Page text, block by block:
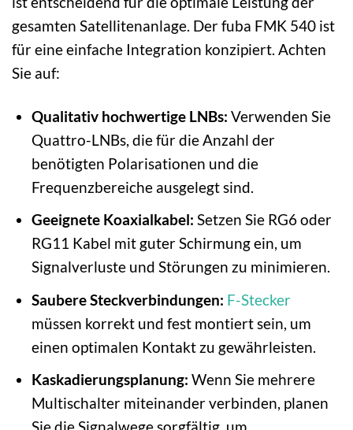
gesamten Satellitenanlage. Der fuba FMK 540 ist
für eine einfache Integration konzipiert. Achten
Sie auf:
Qualitativ hochwertige LNBs: Verwenden Sie
Quattro-LNBs, die für die Anzahl der
benötigten Polarisationen und die
Frequenzbereiche ausgelegt sind.
Geeignete Koaxialkabel: Setzen Sie RG6 oder
RG11 Kabel mit guter Schirmung ein, um
Signalverluste und Störungen zu minimieren.
Saubere Steckverbindungen: F-Stecker
müssen korrekt und fest montiert sein, um
einen optimalen Kontakt zu gewährleisten.
Kaskadierungsplanung: Wenn Sie mehrere
Multischalter miteinander verbinden, planen